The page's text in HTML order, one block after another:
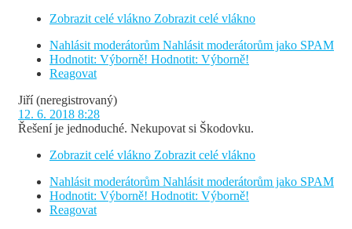
Zobrazit celé vlákno Zobrazit celé vlákno
Nahlásit moderátorům Nahlásit moderátorům jako SPAM
Hodnotit: Výborně! Hodnotit: Výborně!
Reagovat
Jiří (neregistrovaný)
12. 6. 2018 8:28
Řešení je jednoduché. Nekupovat si Škodovku.
Zobrazit celé vlákno Zobrazit celé vlákno
Nahlásit moderátorům Nahlásit moderátorům jako SPAM
Hodnotit: Výborně! Hodnotit: Výborně!
Reagovat